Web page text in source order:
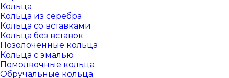
Кольца
Кольца из серебра
Кольца со вставками
Кольца без вставок
Позолоченные кольца
Кольца с эмалью
Помолвочные кольца
Обручальные кольца